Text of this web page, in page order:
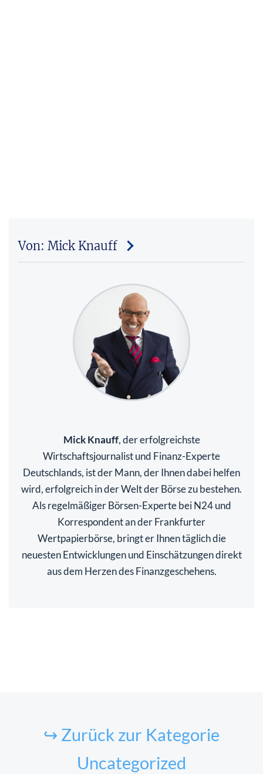
Von: Mick Knauff
Mick Knauff, der erfolgreichste
Wirtschaftsjournalist und Finanz-Experte
Deutschlands, ist der Mann, der Ihnen dabei helfen
wird, erfolgreich in der Welt der Börse zu bestehen.
Als regelmäßiger Börsen-Experte bei N24 und
Korrespondent an der Frankfurter
Wertpapierbörse, bringt er Ihnen täglich die
neuesten Entwicklungen und Einschätzungen direkt
aus dem Herzen des Finanzgeschehens.
↪ Zurück zur Kategorie
Uncategorized